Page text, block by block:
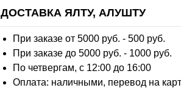
ДОСТАВКА ЯЛТУ, АЛУШТУ
При заказе от 5000 руб. - 500 руб.
При заказе до 5000 руб. - 1000 руб.
По четвергам, с 12:00 до 16:00
Оплата: наличными, перевод на